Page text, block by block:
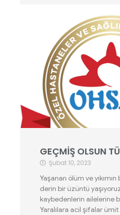
GEÇMİŞ OLSUN
Şubat 10, 2023
Yaşanan ölüm ve yıkımın
derin bir üzüntü
kaybedenlerin ailelerine
Yaralılara acil şifalar